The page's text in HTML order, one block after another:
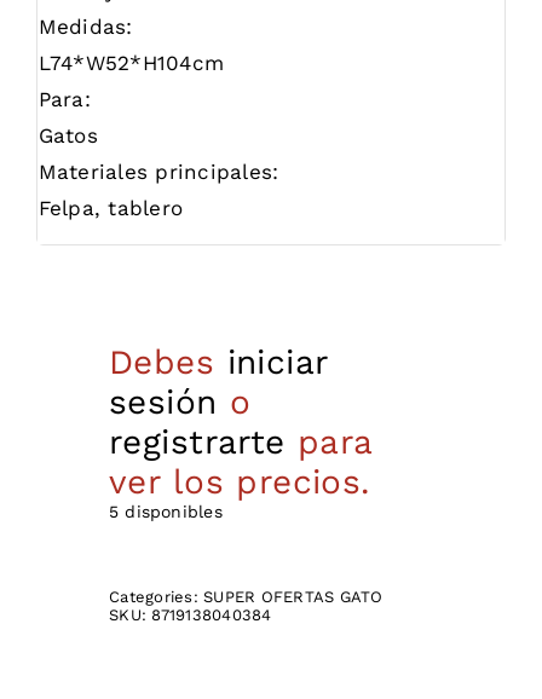
Medidas:
L74*W52*H104cm
Para:
Gatos
Materiales principales:
Felpa, tablero
Debes iniciar
sesión o
registrarte para
ver los precios.
5 disponibles
Categories:SUPER OFERTAS GATO
SKU: 8719138040384